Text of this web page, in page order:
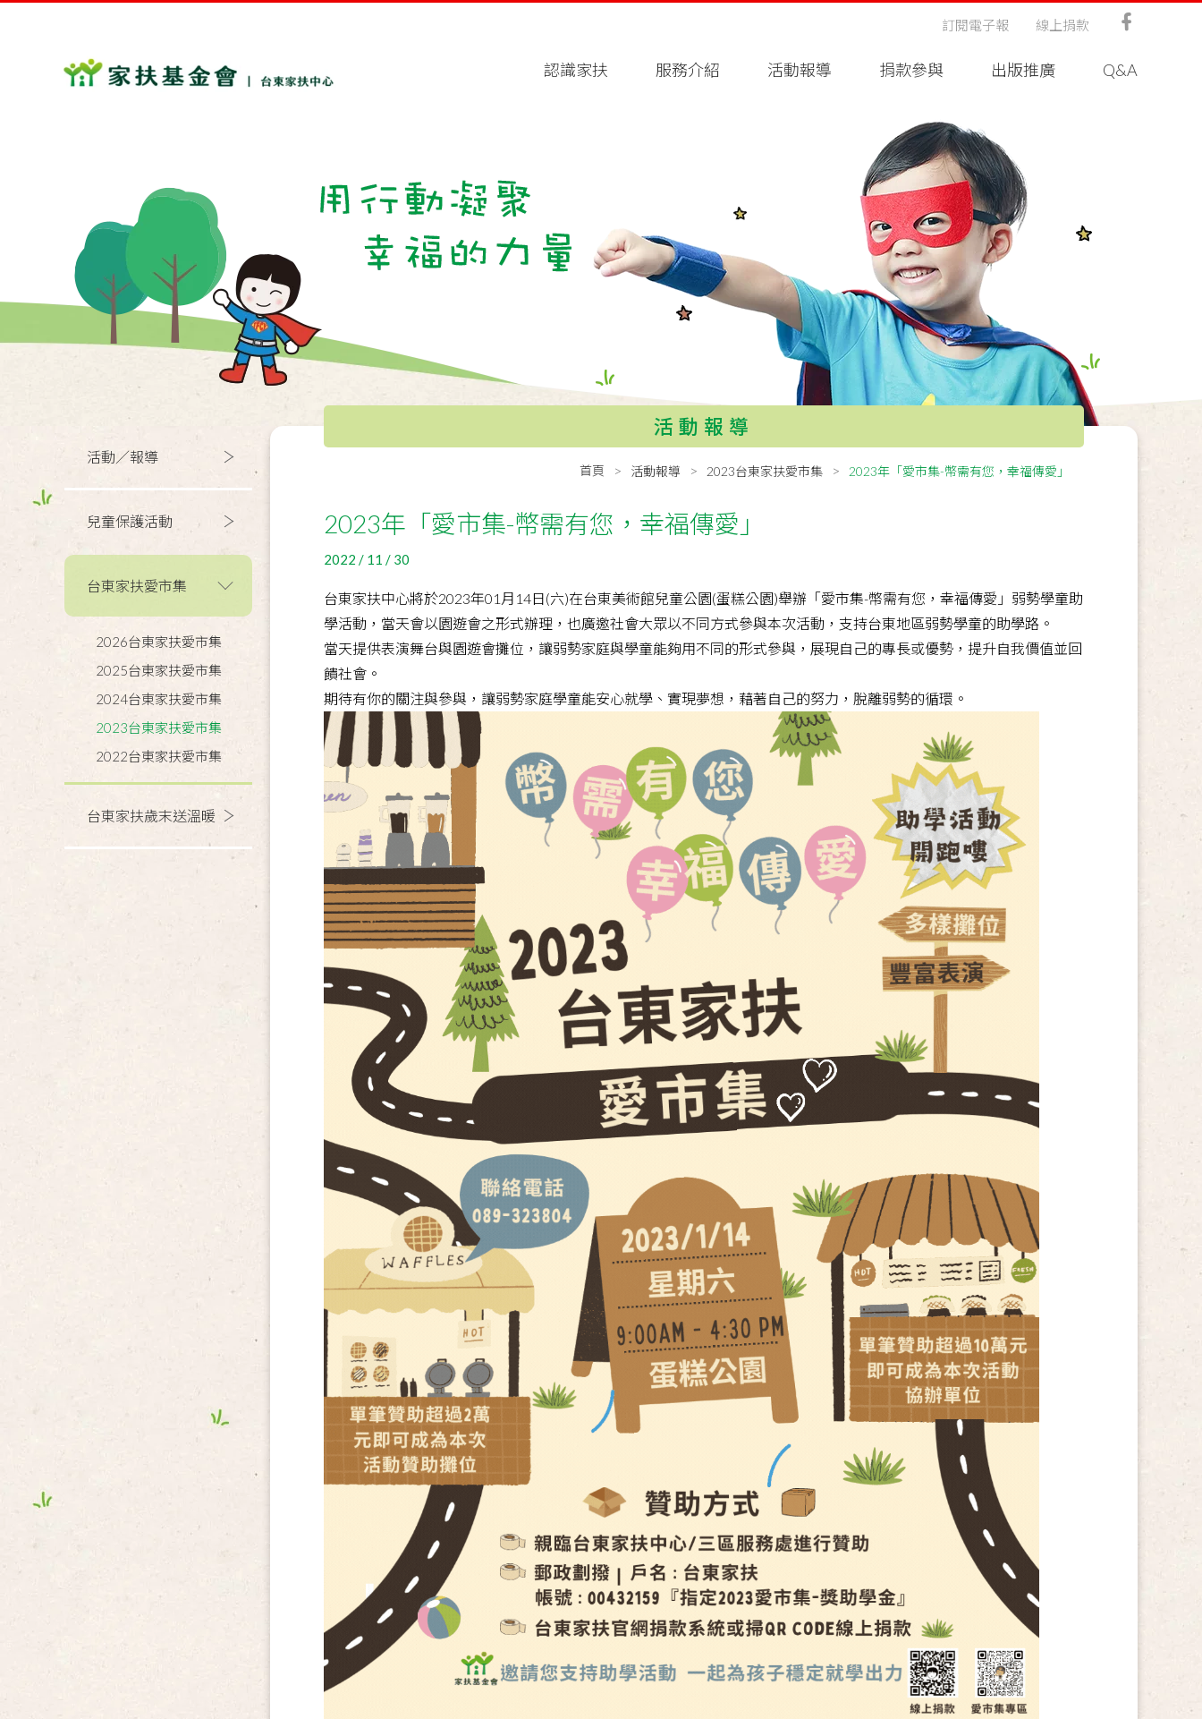
認識家扶 服務介紹 活動報導 捐款參與 出版推廣 Q&A
訂閱電子報 線上捐款
活動／報導
兒童保護活動
台東家扶愛市集
2026台東家扶愛市集
2025台東家扶愛市集
2024台東家扶愛市集
2023台東家扶愛市集
2022台東家扶愛市集
台東家扶歲末送溫暖
活動報導
首頁 活動報導 2023台東家扶愛市集 2023年「愛市集-幣需有您，幸福傳愛」
2023年「愛市集-幣需有您，幸福傳愛」
2022 / 11 / 30
台東家扶中心將於2023年01月14日(六)在台東美術館兒童公園(蛋糕公園)舉辦「愛市集-幣需有您，幸福傳愛」弱勢學童助
學活動，當天會以園遊會之形式辦理，也廣邀社會大眾以不同方式參與本次活動，支持台東地區弱勢學童的助學路。
當天提供表演舞台與園遊會攤位，讓弱勢家庭與學童能夠用不同的形式參與，展現自己的專長或優勢，提升自我價值並回
饋社會。
期待有你的關注與參與，讓弱勢家庭學童能安心就學、實現夢想，藉著自己的努力，脫離弱勢的循環。